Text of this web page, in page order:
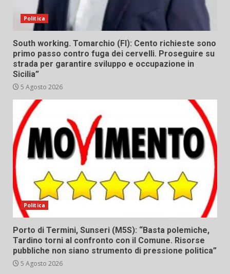
Politica
South working. Tomarchio (FI): Cento richieste sono
primo passo contro fuga dei cervelli. Proseguire su
strada per garantire sviluppo e occupazione in
Sicilia”
5 Agosto 2026
Politica
Porto di Termini, Sunseri (M5S): “Basta polemiche,
Tardino torni al confronto con il Comune. Risorse
pubbliche non siano strumento di pressione politica”
5 Agosto 2026